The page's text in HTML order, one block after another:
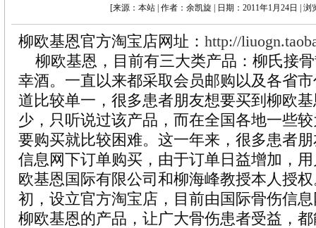
[来源：本站 | 作者：余凯旋 | 日期：2011年1月24日 | 浏
柳欧基恩官方淘宝店网址： http://
柳欧基恩，目前有三大类产品：柳氏接
幸酒。一直以来都采取会员邮购以及各省
道比较单一，很多患者朋友想要买到柳欧
少，只听说过该产品，而在全国各地一些
要购买就比较困难。这一年来，很多患者
信息网下订单购买，由于订单日益增加，
欧基恩国际有限公司和柳海峰教授本人授
初，设立官方淘宝店，目前由国际骨伤信
柳欧基恩的产品，让广大骨伤患者受益，